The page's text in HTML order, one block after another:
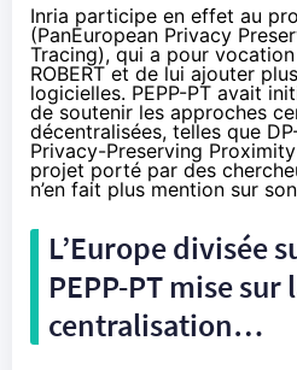
Inria participe en effet au
(PanEuropean Privacy
Tracing), qui a pour
ROBERT et de lui ajouter
logicielles. PEPP-PT avait
de soutenir les approches
décentralisées, telles que
Privacy-Preserving
projet porté par des
n’en fait plus mention sur
L’Europe divisée
PEPP-PT mise sur
centralisation…